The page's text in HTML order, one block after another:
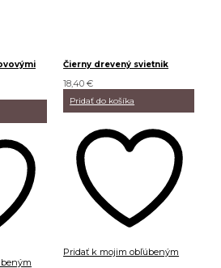
Čierny drevený svietnik
18,40€
Pridať do košíka
Pridať k mojim obľúbeným